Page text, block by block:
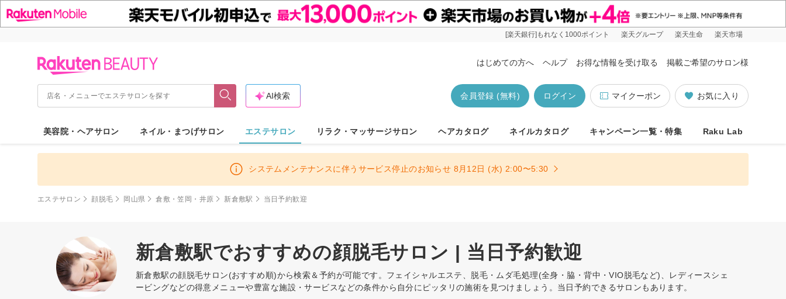
[楽天銀行]もれなく1000ポイント 楽天グループ 楽天生命 楽天市場
はじめての方へ ヘルプ お得な情報を受け取る 掲載ご希望のサロン様
お気に入り
マイクーポン
ログイン
会員登録 (無料)
AI検索
美容院・ヘアサロン ネイル・まつげサロン エステサロン リラク・マッサージサロン ヘアカタログ ネイルカタログ キャンペーン一覧・特集 Raku Lab
システムメンテナンスに伴うサービス停止のお知らせ 8月12日 (水) 2:00〜5:30
エステサロン 顔脱毛 岡山県 倉敷・笠岡・井原 新倉敷駅 当日予約歓迎
新倉敷駅でおすすめの顔脱毛サロン | 当日予約歓迎
新倉敷駅の顔脱毛サロン(おすすめ順)から検索＆予約が可能です。フェイシャルエステ、脱毛・ムダ毛処理(全身・脇・背中・VIO脱毛など)、レディースシェ
ービングなどの得意メニューや豊富な施設・サービスなどの条件から自分にピッタリの施術を見つけましょう。当日予約できるサロンもあります。